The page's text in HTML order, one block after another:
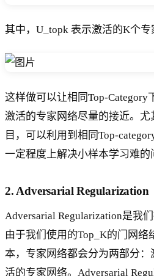
其中，U_topk 表示激活的K个专
这样做可以让相同Top-Category
激活的专家网络尽量的接近。
目，可以利用到相同Top-
一定程度上解决小样本学习难的
2. Adversarial Regularization
Adversarial Regularization是我
由于我们使用的Top_K的门网络
本，专家网络都会分为两部分
活的专家网络。Adversarial